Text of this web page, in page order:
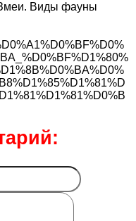
Виды фауны